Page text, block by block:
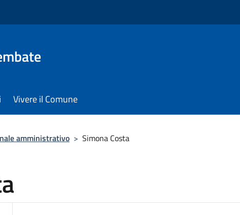
Vivere il Comune
amministrativo > Simona Costa